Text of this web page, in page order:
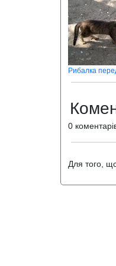
Рибалка
0
Для того,